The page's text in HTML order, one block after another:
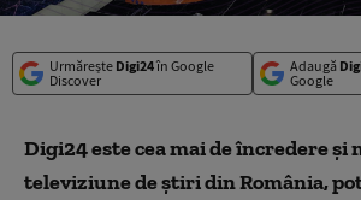
Urmărește Digi24în Google
Discover
Adaugă
Google
Digi24 este cea mai de încredere
televiziune de știri din România,